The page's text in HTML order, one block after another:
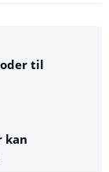
til
kan